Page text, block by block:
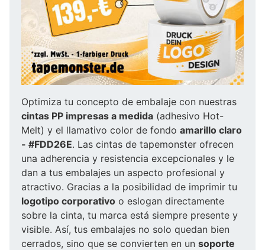
Optimiza tu concepto de embalaje con nuestras
cintas PP impresas a medida (adhesivo Hot-
Melt) y el llamativo color de fondo amarillo claro
- #FDD26E. Las cintas de tapemonster ofrecen
una adherencia y resistencia excepcionales y le
dan a tus embalajes un aspecto profesional y
atractivo. Gracias a la posibilidad de imprimir tu
logotipo corporativo o eslogan directamente
sobre la cinta, tu marca está siempre presente y
visible. Así, tus embalajes no solo quedan bien
cerrados, sino que se convierten en un soporte